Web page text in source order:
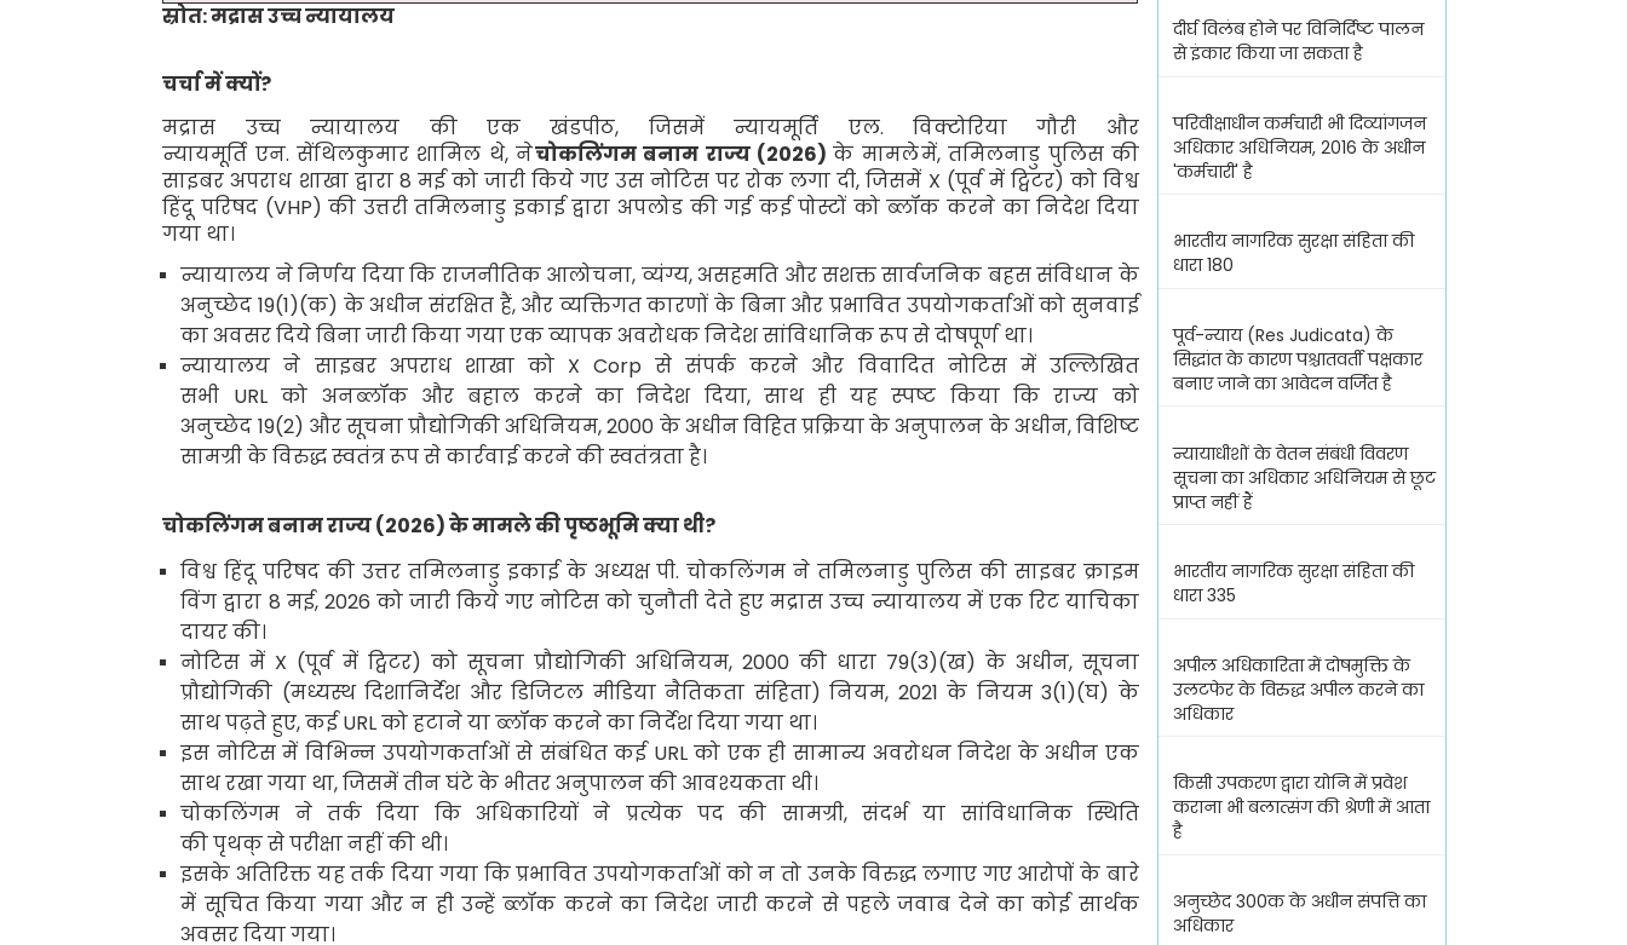
स्रोत: मद्रास उच्च न्यायालय
चर्चा में क्यों?
मद्रास उच्च न्यायालय की एक खंडपीठ, जिसमें न्यायमूर्ति एल. विक्टोरिया गौरी और
न्यायमूर्ति एन. सेंथिलकुमार शामिल थे,नेचोकलिंगम बनाम राज्य (2026)के मामलेमें,तमिलनाडु पुलिस की
साइबर अपराध शाखा द्वारा 8 मई को जारी किये गए उस नोटिस पर रोक लगा दी,जिसमें X (पूर्व में ट्विटर) को विश्व
हिंदू परिषद (VHP) की उत्तरी तमिलनाडु इकाई द्वारा अपलोड की गई कई पोस्टों को ब्लॉक करने का निदेश दिया
गया था।
न्यायालय ने निर्णय दिया कि राजनीतिक आलोचना, व्यंग्य,असहमति और सशक्त सार्वजनिक बहस संविधान के
अनुच्छेद19(1)(क) के अधीन संरक्षित हैं, और व्यक्तिगत कारणों के बिना और प्रभावित उपयोगकर्ताओं को सुनवाई
का अवसर दिये बिना जारी किया गया एक व्यापक अवरोधक निदेश सांविधानिक रूप से दोषपूर्ण था।
न्यायालय ने साइबर अपराध शाखा को X Corpसे संपर्क करने और विवादित नोटिस में उल्लिखित
सभी URLको अनब्लॉक और बहाल करने का निदेश दिया,साथ ही यह स्पष्ट किया कि राज्य को
अनुच्छेद 19(2) और सूचना प्रौद्योगिकी अधिनियम, 2000 के अधीनविहित प्रक्रिया के अनुपालन के अधीन,विशिष्ट
सामग्री के विरुद्ध स्वतंत्र रूप से कार्रवाई करने की स्वतंत्रता है।
चोकलिंगम बनाम राज्य (2026)के मामले की पृष्ठभूमि क्या थी?
विश्व हिंदू परिषद की उत्तर तमिलनाडु इकाई के अध्यक्ष पी. चोकलिंगम ने तमिलनाडु पुलिस की साइबर क्राइम
विंग द्वारा 8 मई, 2026 को जारी किये गए नोटिस को चुनौती देते हुए मद्रास उच्च न्यायालय में एक रिट याचिका
दायर की।
नोटिस में X (पूर्व में ट्विटर) को सूचना प्रौद्योगिकी अधिनियम, 2000की धारा 79(3)(ख) के अधीन, सूचना
प्रौद्योगिकी (मध्यस्थ दिशानिर्देश और डिजिटल मीडिया नैतिकता संहिता) नियम, 2021के नियम3(1)(घ) के
साथ पढ़ते हुए,कईURLको हटाने या ब्लॉक करने का निर्देश दिया गया था।
इस नोटिस में विभिन्न उपयोगकर्ताओं से संबंधित कई URLको एक ही सामान्य अवरोधन निदेश के अधीन एक
साथ रखा गया था,जिसमें तीन घंटे के भीतर अनुपालन की आवश्यकता थी।
चोकलिंगम ने तर्क दिया कि अधिकारियों ने प्रत्येक पद की सामग्री, संदर्भ या सांविधानिक स्थिति
की पृथक् से परीक्षा नहीं की थी।
इसके अतिरिक्त यह तर्क दिया गया कि प्रभावित उपयोगकर्ताओं को न तो उनके विरुद्ध लगाए गए आरोपों के बारे
में सूचित किया गया और न ही उन्हें ब्लॉक करने का निदेश जारी करने से पहले जवाब देने का कोई सार्थक
अवसर दिया गया।
दीर्घ विलंब होने पर विनिर्दिष्ट पालन
से इंकार किया जा सकता है
परिवीक्षाधीन कर्मचारी भी दिव्यांगजन
अधिकार अधिनियम, 2016 के अधीन
'कर्मचारी' है
भारतीय नागरिक सुरक्षा संहिता की
धारा 180
पूर्व-न्याय (Res Judicata) के
सिद्धांत के कारण पश्चातवर्ती पक्षकार
बनाए जाने का आवेदन वर्जित है
न्यायाधीशों के वेतन संबंधी विवरण
सूचना का अधिकार अधिनियम से छूट
प्राप्त नहीं हैं
भारतीय नागरिक सुरक्षा संहिता की
धारा 335
अपील अधिकारिता में दोषमुक्ति के
उलटफेर के विरुद्ध अपील करने का
अधिकार
किसी उपकरण द्वारा योनि में प्रवेश
कराना भी बलात्संग की श्रेणी में आता
है
अनुच्छेद 300क के अधीन संपत्ति का
अधिकार